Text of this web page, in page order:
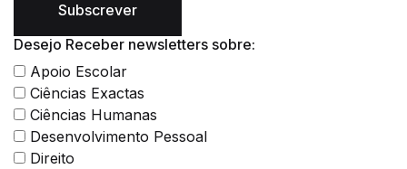
Subscrever
Desejo Receber newsletters sobre:
Apoio Escolar
Ciências Exactas
Ciências Humanas
Desenvolvimento Pessoal
Direito